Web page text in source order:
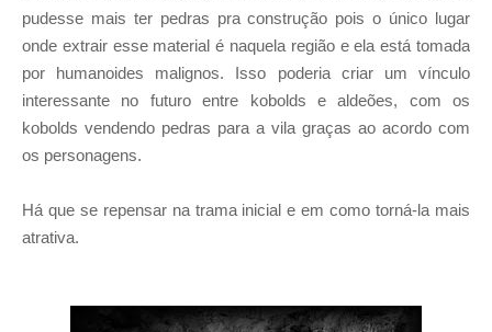
pudesse mais ter pedras pra construção pois o único lugar
onde extrair esse material é naquela região e ela está tomada
por humanoides malignos. Isso poderia criar um vínculo
interessante no futuro entre kobolds e aldeões, com os
kobolds vendendo pedras para a vila graças ao acordo com
os personagens.
Há que se repensar na trama inicial e em como torná-la mais
atrativa.